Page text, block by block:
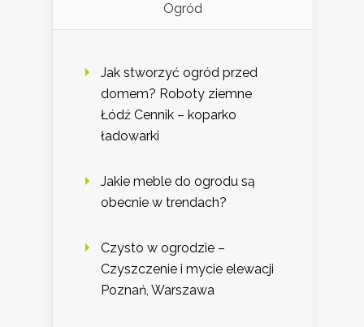
Ogród
Jak stworzyć ogród przed
domem? Roboty ziemne
Łódź Cennik – koparko
ładowarki
Jakie meble do ogrodu są
obecnie w trendach?
Czysto w ogrodzie –
Czyszczenie i mycie elewacji
Poznań, Warszawa